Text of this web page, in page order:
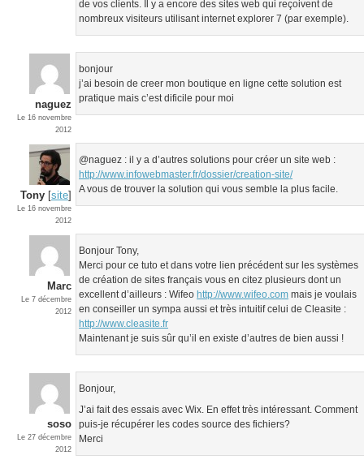
de vos clients. Il y a encore des sites web qui reçoivent de
nombreux visiteurs utilisant internet explorer 7 (par exemple).
naguez
Le 16 novembre
2012
bonjour
j’ai besoin de creer mon boutique en ligne cette solution est
pratique mais c’est dificile pour moi
Tony [site]
Le 16 novembre
2012
@naguez : il y a d’autres solutions pour créer un site web :
http://www.infowebmaster.fr/dossier/creation-site/
A vous de trouver la solution qui vous semble la plus facile.
Marc
Le 7 décembre
2012
Bonjour Tony,
Merci pour ce tuto et dans votre lien précédent sur les systèmes
de création de sites français vous en citez plusieurs dont un
excellent d’ailleurs : Wifeo http://www.wifeo.com mais je voulais
en conseiller un sympa aussi et très intuitif celui de Cleasite :
http://www.cleasite.fr
Maintenant je suis sûr qu’il en existe d’autres de bien aussi !
soso
Le 27 décembre
2012
Bonjour,
J’ai fait des essais avec Wix. En effet très intéressant. Comment
puis-je récupérer les codes source des fichiers?
Merci